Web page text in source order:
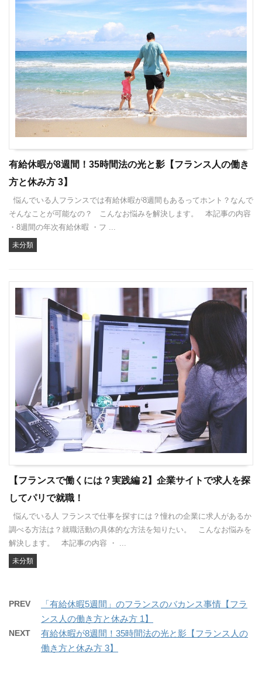
有給休暇が8週間！35時間法の光と影【フランス人の働き
方と休み方 3】
悩んでいる人フランスでは有給休暇が8週間もあるってホント？なんで
そんなことが可能なの？ こんなお悩みを解決します。 本記事の内容
・8週間の年次有給休暇 ・フ ...
未分類
【フランスで働くには？実践編 2】企業サイトで求人を探
してパリで就職！
悩んでいる人 フランスで仕事を探すには？憧れの企業に求人があるか
調べる方法は？就職活動の具体的な方法を知りたい。 こんなお悩みを
解決します。 本記事の内容 ・ ...
未分類
PREV
「有給休暇5週間」のフランスのバカンス事情【フラ
ンス人の働き方と休み方 1】
NEXT
有給休暇が8週間！35時間法の光と影【フランス人の
働き方と休み方 3】